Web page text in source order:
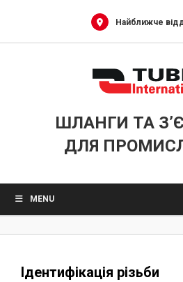
Найближче
ШЛАНГИ ТА
ДЛЯ
MENU
Ідентифікація різьби